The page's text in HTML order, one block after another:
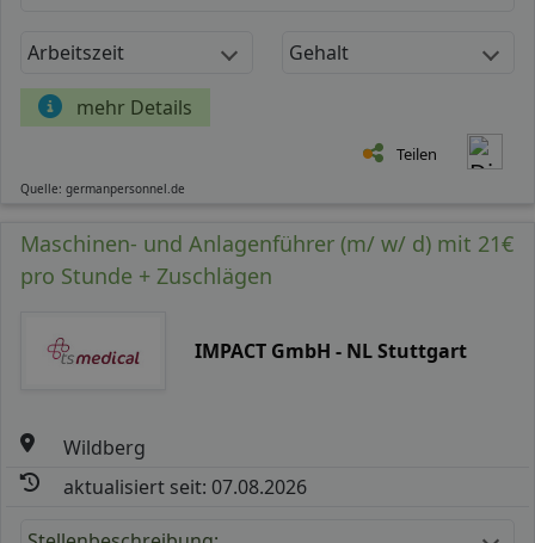
Arbeitszeit Gehalt
mehr Details
Teilen
Quelle: germanpersonnel.de
Maschinen- und Anlagenführer (m/ w/ d) mit 21€
pro Stunde + Zuschlägen
IMPACT GmbH - NL Stuttgart
Wildberg
aktualisiert seit: 07.08.2026